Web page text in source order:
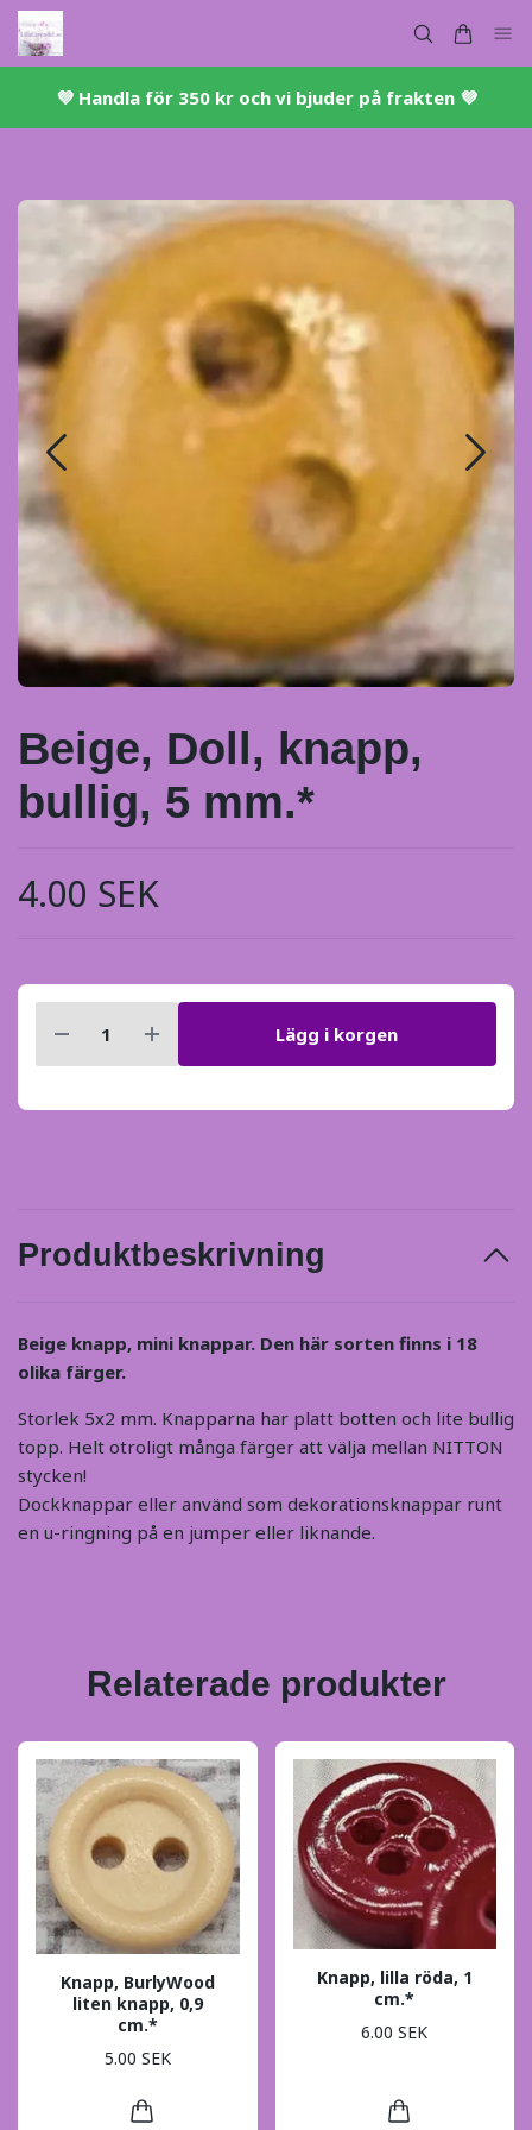
💜 ​Handla för 350 kr och vi bjuder på frakten 💜​
Beige, Doll, knapp,
bullig, 5 mm.*
4.00 SEK
Lägg i korgen
Produktbeskrivning
Beige knapp, mini knappar. Den här sorten finns i 18
olika färger.
Storlek 5x2 mm. Knapparna har platt botten och lite bullig
topp. Helt otroligt många färger att välja mellan NITTON
stycken!
Dockknappar eller använd som dekorationsknappar runt
en u-ringning på en jumper eller liknande.
Relaterade produkter
Knapp, BurlyWood
liten knapp, 0,9
cm.*
5.00 SEK
Knapp, lilla röda, 1
cm.*
6.00 SEK